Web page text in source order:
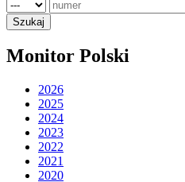
Monitor Polski
2026
2025
2024
2023
2022
2021
2020